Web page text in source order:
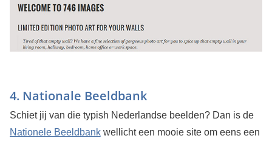
4. Nationale Beeldbank
Schiet jij van die typish Nederlandse beelden? Dan is de
Nationele Beeldbankwellicht een mooie site om eens een